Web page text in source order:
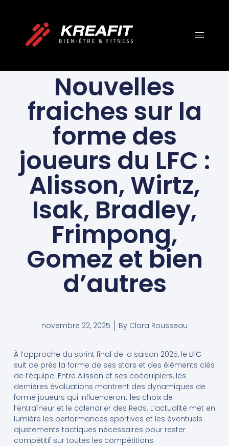
FITNESS ET
ENTRAÎNEMENT
Nouvelles
fraiches sur la
forme des
joueurs du LFC :
Alisson, Wirtz,
Isak, Bradley,
Frimpong,
Gomez et bien
d’autres
novembre 22, 2025 By Clara Rousseau
À l’approche du sprint final de la saison 2025, le LFC
suit de près la forme de ses stars et des éléments clés
de l’équipe. Entre Alisson et ses coéquipiers, les
dernières évaluations montrent des dynamiques de
forme joueurs qui influenceront les choix de
l’entraîneur et le calendrier des Reds. L’actualité met en
lumière les performances sportives et les éventuels
ajustements tactiques nécessaires pour rester
compétitif sur toutes les compétitions.